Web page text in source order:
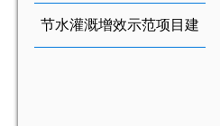
目建设管理办法
节水灌溉增效示范项目建